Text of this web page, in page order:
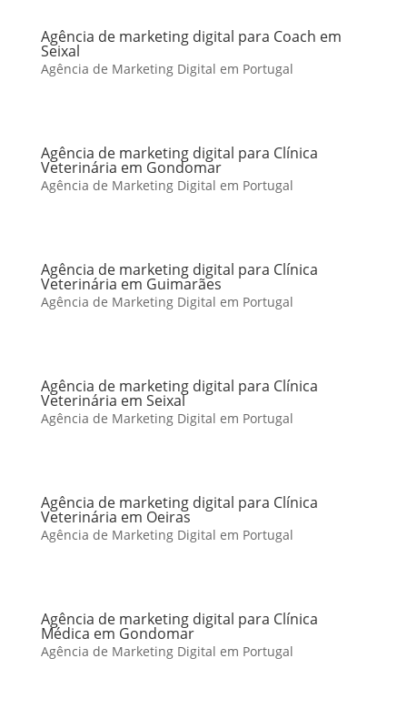
Agência de marketing digital para Coach em
Seixal
Agência de Marketing Digital em Portugal
Agência de marketing digital para Clínica
Veterinária em Gondomar
Agência de Marketing Digital em Portugal
Agência de marketing digital para Clínica
Veterinária em Guimarães
Agência de Marketing Digital em Portugal
Agência de marketing digital para Clínica
Veterinária em Seixal
Agência de Marketing Digital em Portugal
Agência de marketing digital para Clínica
Veterinária em Oeiras
Agência de Marketing Digital em Portugal
Agência de marketing digital para Clínica
Médica em Gondomar
Agência de Marketing Digital em Portugal